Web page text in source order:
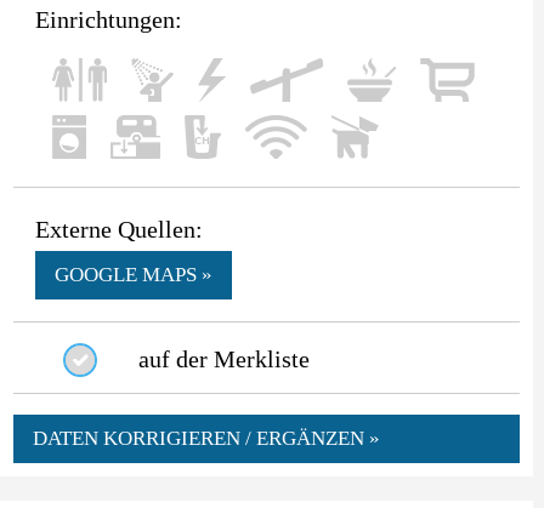
Einrichtungen:
Externe Quellen:
GOOGLE MAPS »
auf der Merkliste
DATEN KORRIGIEREN / ERGÄNZEN »